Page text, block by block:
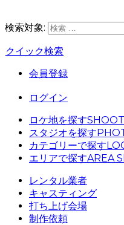
検索対象:
クイック検索
会員登録
ログイン
ロケ地を探す
スタジオを探す
カテゴリーで探す
エリアで探すAREA
レンタル業者
キャスティング
打ち上げ会場
制作依頼